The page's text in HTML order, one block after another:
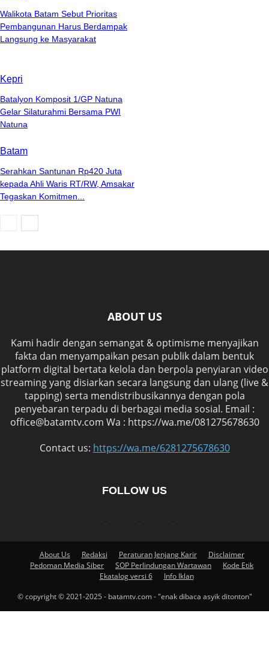
Walikota Batam Sebut Prioritas
Pembangunan Harus Berdampak
Langsung ke Masyarakat
Kepri
Batalyon Komposit 1/GP Natuna
Gelar Silaturahmi Bersama PWI
Natuna
Batam
Serahkan Santunan Rp420 Juta
kepada Ahli Waris RT/RW, Amsakar
Tegaskan Komitmen...
ABOUT US
Kami hadir dengan semangat & optimisme menyajikan
fakta dan menyampaikan pesan publik dalam bentuk
platform digital bertata kelola dan berpola penyiaran video
streaming yang disiarkan secara langsung dan ulang (live &
tapping) serta mendistribusikannya dengan pola
penyebaran terpadu di berbagai media sosial. Email :
office@batamtv.com Wa : https://wa.me/081275678630
Contact us: https://wa.me/6281275678630
FOLLOW US
About Us Redaksi Peraturan Jenjang Karir
Disclaimer
Pedoman Media Siber
SOP Perlindungan Wartawan
Kode Etik
Ekatalog versi 6
Info Iklan
© copyright © 2021-2025 - batamtv.com - "enak dibaca asyik ditonton"